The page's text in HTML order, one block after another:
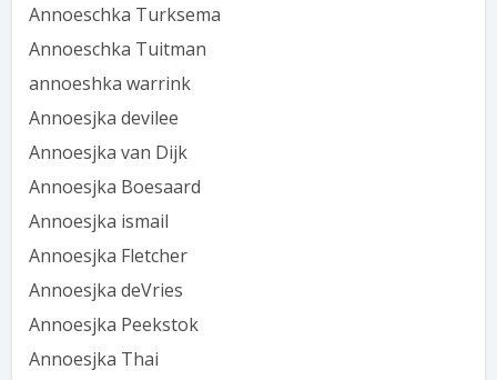
Annoeschka Turksema
Annoeschka Tuitman
annoeshka warrink
Annoesjka devilee
Annoesjka van Dijk
Annoesjka Boesaard
Annoesjka ismail
Annoesjka Fletcher
Annoesjka deVries
Annoesjka Peekstok
Annoesjka Thai